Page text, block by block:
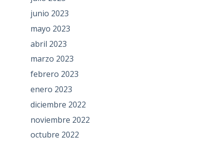
junio 2023
mayo 2023
abril 2023
marzo 2023
febrero 2023
enero 2023
diciembre 2022
noviembre 2022
octubre 2022